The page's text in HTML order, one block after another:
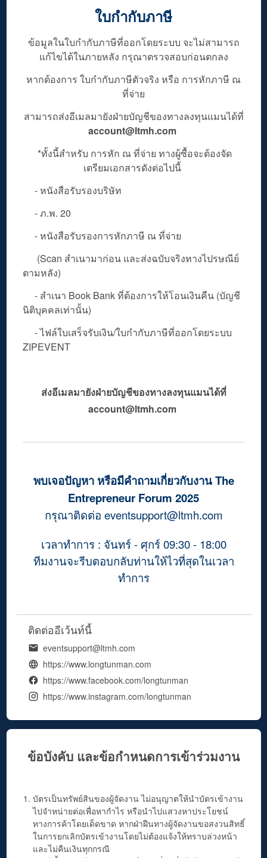
ใบกำกับภาษี
ข้อมูลในใบกำกับภาษีที่ออกโดยระบบ จะไม่สามารถ
แก้ไขได้ในภายหลัง กรุณาตรวจสอบก่อนตกลง
หากต้องการ ใบกำกับภาษีตัวจริง หรือ การหักภาษี ณ
ที่จ่าย
สามารถส่งอีเมลมายังฝ่ายบัญชีของทางลงทุนแมนได้ที่
account@ltmh.com
*ทั้งนี้สำหรับ การหัก ณ ที่จ่าย ทางผู้ซื้อจะต้องจัด
เตรียมเอกสารดังต่อไปนี้
- หนังสือรับรองบริษัท
- ภ.พ. 20
- หนังสือรับรองการหักภาษี ณ ที่จ่าย
(Scan สำเนามาก่อน และส่งฉบับจริงทางไปรษณีย์
ตามหลัง)
- สำเนา Book Bank ที่ต้องการให้โอนเงินคืน (บัญชี
นิติบุคคลเท่านั้น)
- ไฟล์ใบเสร็จรับเงิน/ใบกำกับภาษีที่ออกโดยระบบ
ZIPEVENT
ส่งอีเมลมายังฝ่ายบัญชีของทางลงทุนแมนได้ที่
account@ltmh.com
พบเจอปัญหา หรือมีคำถามเกี่ยวกับงาน The
Entrepreneur Forum 2025
กรุณาติดต่อ eventsupport@ltmh.com
เวลาทำการ : จันทร์ - ศุกร์ 09:30 - 18:00
ทีมงานจะรีบตอบกลับท่านให้ไวที่สุดในเวลา
ทำการ
ติดต่ออีเว้นท์นี้
eventsupport@ltmh.com
https://www.longtunman.com
https://www.facebook.com/longtunman
https://www.instagram.com/longtunman
ข้อบังคับ และข้อกำหนดการเข้าร่วมงาน
บัตรเป็นทรัพย์สินของผู้จัดงาน ไม่อนุญาตให้นำบัตรเข้างาน
ไปจำหน่ายต่อเพื่อหากำไร หรือนำไปแสวงหาประโยชน์
ทางการค้าโดยเด็ดขาด หากฝ่าฝืนทางผู้จัดงานขอสงวนสิทธิ์
ในการยกเลิกบัตรเข้างานโดยไม่ต้องแจ้งให้ทราบล่วงหน้า
และไม่คืนเงินทุกกรณี